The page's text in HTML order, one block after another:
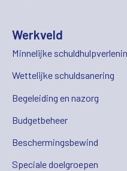
Werkveld
Minnelijke
Wettelijke schuldsanering
Begeleiding en nazorg
Budgetbeheer
Beschermingsbewind
Speciale doelgroepen